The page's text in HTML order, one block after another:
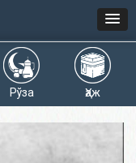
Рўза Ҳаж